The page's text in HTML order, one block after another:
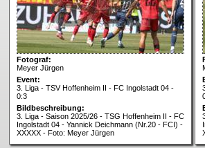
Fotograf:
Meyer Jürgen
Event:
3. Liga - TSV Hoffenheim II - FC Ingolstadt 04 -
0:3
Bildbeschreibung:
3. Liga - Saison 2025/26 - TSG Hoffenheim II - FC
Ingolstadt 04 - Yannick Deichmann (Nr.20 - FCI) -
XXXXX - Foto: Meyer Jürgen